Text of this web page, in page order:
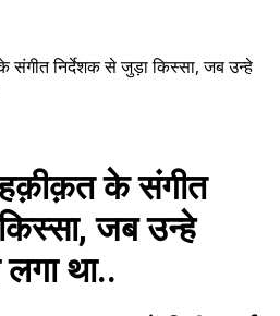
संगीत निर्देशक से जुड़ा किस्सा, जब उन्हे
हक़ीक़त के संगीत
जब उन्हे
था..